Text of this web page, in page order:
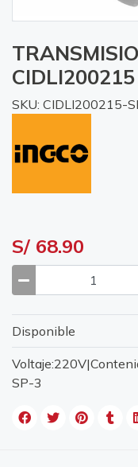
CIDLI200215
SKU: CIDLI200215-
S/ 68.90
Disponible
SP-3